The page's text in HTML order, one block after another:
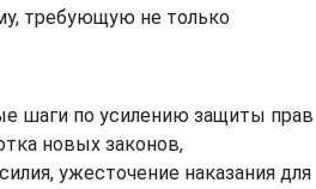
требующую не только
шаги по усилению защиты прав
новых законов,
ужесточение наказания для